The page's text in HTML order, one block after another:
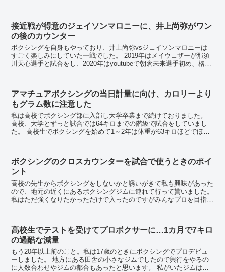
接近戦が得意のジェイソンマロニーに、井上尚弥がワン
の後のカウンター
ボクシングを自身もやっており、井上尚弥vsジェイソンマロニーは
すごく楽しみにしていた一戦でした。 2019年はメイウェザーが那須
川天心選手と試合をし、2020年はyoutubeで朝倉未来選手初め、格闘
アマチュアボクシングの当日計量に向け、カロリーより
もグラム数に注意した
私は高校でボクシング部に入部し大学卒業まで続けておりました。
高校、大学とずっと試合では64キロまでの階級で試合をしていまし
た。 高校生でボクシングを始めて1～2年は体重が63キロほどでほと
ボクシングのクロスカウンターを試合で使うときのポイ
ント
高校の先生からボクシングをしないかと誘いがきて私も興味があった
ので、地元の近くにあるボクシングジムに連れて行って貰いました。
私はただ強くなりたかっただけで入ったのですがみんなプロを目指し
高校生でテストを受けてプロボクサーに…1カ月で7キロ
の過酷な減量
もう20年以上前のこと。私は17歳のときにボクシングでプロデビュ
ーしました。 地方にある田舎の小さなジムでしたので興行をやるの
に人数合わせやジムの都合もあったと思います。 私がいたジムは日